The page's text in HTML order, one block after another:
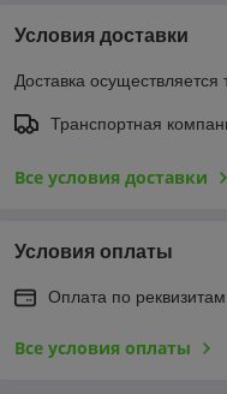
Условия доставки
Доставка осуществляется
Транспортная
Все условия доставки
Условия оплаты
Оплата по реквизитам
Все условия оплаты